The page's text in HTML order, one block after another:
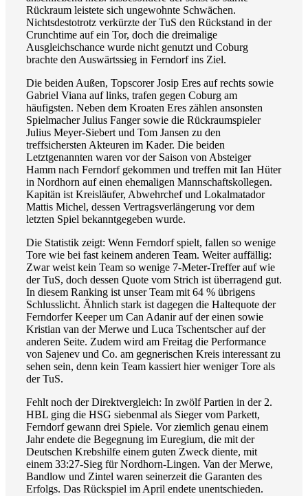
Rückraum leistete sich ungewohnte Schwächen.
Nichtsdestotrotz verkürzte der TuS den Rückstand in der
Crunchtime auf ein Tor, doch die dreimalige
Ausgleichschance wurde nicht genutzt und Coburg
brachte den Auswärtssieg in Ferndorf ins Ziel.
Die beiden Außen, Topscorer Josip Eres auf rechts sowie
Gabriel Viana auf links, trafen gegen Coburg am
häufigsten. Neben dem Kroaten Eres zählen ansonsten
Spielmacher Julius Fanger sowie die Rückraumspieler
Julius Meyer-Siebert und Tom Jansen zu den
treffsichersten Akteuren im Kader. Die beiden
Letztgenannten waren vor der Saison von Absteiger
Hamm nach Ferndorf gekommen und treffen mit Ian Hüter
in Nordhorn auf einen ehemaligen Mannschaftskollegen.
Kapitän ist Kreisläufer, Abwehrchef und Lokalmatador
Mattis Michel, dessen Vertragsverlängerung vor dem
letzten Spiel bekanntgegeben wurde.
Die Statistik zeigt: Wenn Ferndorf spielt, fallen so wenige
Tore wie bei fast keinem anderen Team. Weiter auffällig:
Zwar weist kein Team so wenige 7-Meter-Treffer auf wie
der TuS, doch dessen Quote vom Strich ist überragend gut.
In diesem Ranking ist unser Team mit 64 % übrigens
Schlusslicht. Ähnlich stark ist dagegen die Haltequote der
Ferndorfer Keeper um Can Adanir auf der einen sowie
Kristian van der Merwe und Luca Tschentscher auf der
anderen Seite. Zudem wird am Freitag die Performance
von Sajenev und Co. am gegnerischen Kreis interessant zu
sehen sein, denn kein Team kassiert hier weniger Tore als
der TuS.
Fehlt noch der Direktvergleich: In zwölf Partien in der 2.
HBL ging die HSG siebenmal als Sieger vom Parkett,
Ferndorf gewann drei Spiele. Vor ziemlich genau einem
Jahr endete die Begegnung im Euregium, die mit der
Deutschen Krebshilfe einem guten Zweck diente, mit
einem 33:27-Sieg für Nordhorn-Lingen. Van der Merwe,
Bandlow und Zintel waren seinerzeit die Garanten des
Erfolgs. Das Rückspiel im April endete unentschieden.